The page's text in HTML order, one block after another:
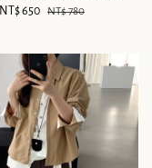
Sale
NT$ 650 Regular
NT$ 780